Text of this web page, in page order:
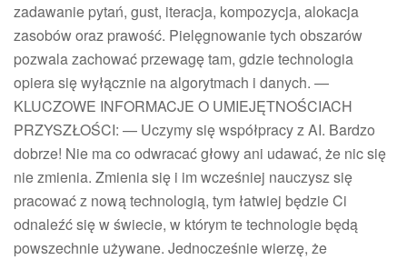
zadawanie pytań, gust, iteracja, kompozycja, alokacja
zasobów oraz prawość. Pielęgnowanie tych obszarów
pozwala zachować przewagę tam, gdzie technologia
opiera się wyłącznie na algorytmach i danych. —
KLUCZOWE INFORMACJE O UMIEJĘTNOŚCIACH
PRZYSZŁOŚCI: — Uczymy się współpracy z AI. Bardzo
dobrze! Nie ma co odwracać głowy ani udawać, że nic się
nie zmienia. Zmienia się i im wcześniej nauczysz się
pracować z nową technologią, tym łatwiej będzie Ci
odnaleźć się w świecie, w którym te technologie będą
powszechnie używane. Jednocześnie wierzę, że